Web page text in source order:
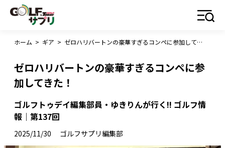
ホーム > ギア > ゼロハリバートンの豪華すぎるコンペに参加してきた！
ゼロハリバートンの豪華すぎるコンペに参
加してきた！
ゴルフトゥデイ編集部員・ゆきりんが行く!! ゴルフ情
報｜第137回
2025/11/30 ゴルフサプリ編集部